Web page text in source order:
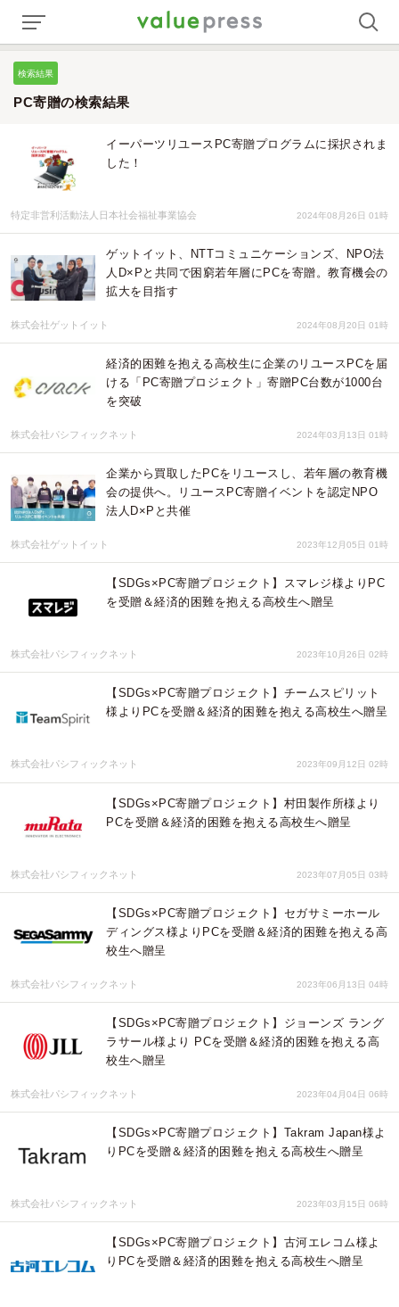
検索結果
PC寄贈の検索結果
イーパーツリユースPC寄贈プログラムに採択されま
した！
特定非営利活動法人日本社会福祉事業協会 2024年08月26日 01時
ゲットイット、NTTコミュニケーションズ、NPO法
人D×Pと共同で困窮若年層にPCを寄贈。教育機会の
拡大を目指す
株式会社ゲットイット 2024年08月20日 01時
経済的困難を抱える高校生に企業のリユースPCを届
ける「PC寄贈プロジェクト」寄贈PC台数が1000台
を突破
株式会社パシフィックネット 2024年03月13日 01時
企業から買取したPCをリユースし、若年層の教育機
会の提供へ。リユースPC寄贈イベントを認定NPO
法人D×Pと共催
株式会社ゲットイット 2023年12月05日 01時
【SDGs×PC寄贈プロジェクト】スマレジ様よりPC
を受贈＆経済的困難を抱える高校生へ贈呈
株式会社パシフィックネット 2023年10月26日 02時
【SDGs×PC寄贈プロジェクト】チームスピリット
様よりPCを受贈＆経済的困難を抱える高校生へ贈呈
株式会社パシフィックネット 2023年09月12日 02時
【SDGs×PC寄贈プロジェクト】村田製作所様より
PCを受贈＆経済的困難を抱える高校生へ贈呈
株式会社パシフィックネット 2023年07月05日 03時
【SDGs×PC寄贈プロジェクト】セガサミーホール
ディングス様よりPCを受贈＆経済的困難を抱える高
校生へ贈呈
株式会社パシフィックネット 2023年06月13日 04時
【SDGs×PC寄贈プロジェクト】ジョーンズ ラング
ラサール様より PCを受贈＆経済的困難を抱える高
校生へ贈呈
株式会社パシフィックネット 2023年04月04日 06時
【SDGs×PC寄贈プロジェクト】Takram Japan様よ
りPCを受贈＆経済的困難を抱える高校生へ贈呈
株式会社パシフィックネット 2023年03月15日 06時
【SDGs×PC寄贈プロジェクト】古河エレコム様よ
りPCを受贈＆経済的困難を抱える高校生へ贈呈